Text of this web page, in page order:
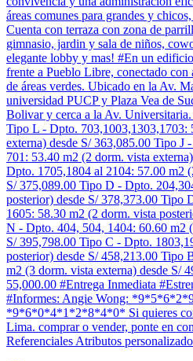
áreas comunes para grandes y
Cuenta con terraza con zona de
gimnasio, jardin y sala de niños,
elegante lobby y mas! #En un
frente a Pueblo Libre, conectado
de áreas verdes. Ubicado en la Av.
universidad PUCP y Plaza Vea de
Bolivar y cerca a la Av.
Tipo L - Dpto. 703,1003,1303,1703:
externa) desde S/ 363,085.00 Tipo J
701: 53.40 m2 (2 dorm. vista
Dpto. 1705,1804 al 2104: 57.00 m2
S/ 375,089.00 Tipo D - Dpto.
posterior) desde S/ 378,373.00 Tipo
1605: 58.30 m2 (2 dorm. vista
N - Dpto. 404, 504, 1404: 60.60 m2
S/ 395,798.00 Tipo C - Dpto.
posterior) desde S/ 458,213.00 Tipo
m2 (3 dorm. vista externa) desde S/
55,000.00 #Entrega Inmediata
#Informes: Angie Wong:
*9*6*0*4*1*2*8*4*0* Si quieres
Lima. comprar o vender, ponte en
Referenciales Atributos